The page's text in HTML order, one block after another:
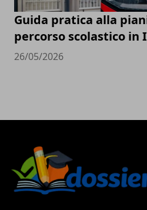
Guida pratica alla
percorso scolastico
26/05/2026